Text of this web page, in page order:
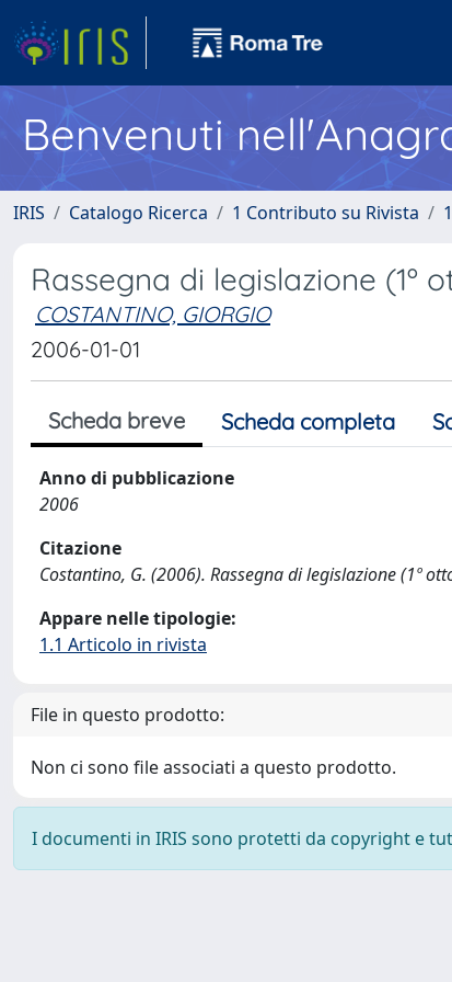
Benvenuti
IRIS Catalogo Ricerca 1 Contributo su Rivista
Rassegna di legislazione (1º
COSTANTINO, GIORGIO
2006-01-01
Scheda breve Scheda completa
Anno di pubblicazione
2006
Citazione
Costantino, G. (2006). Rassegna di legislazione (1º
Appare nelle tipologie:
1.1 Articolo in rivista
File in questo prodotto:
Non ci sono file associati a questo prodotto.
I documenti in IRIS sono protetti da copyright e